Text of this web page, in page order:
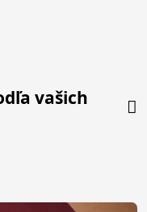
vašich